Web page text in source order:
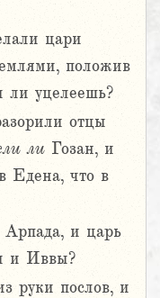
цари
положив
ли уцелеешь?
отцы
ли Гозан, и
Едена, что в
и царь
и Иввы?
руки послов, и